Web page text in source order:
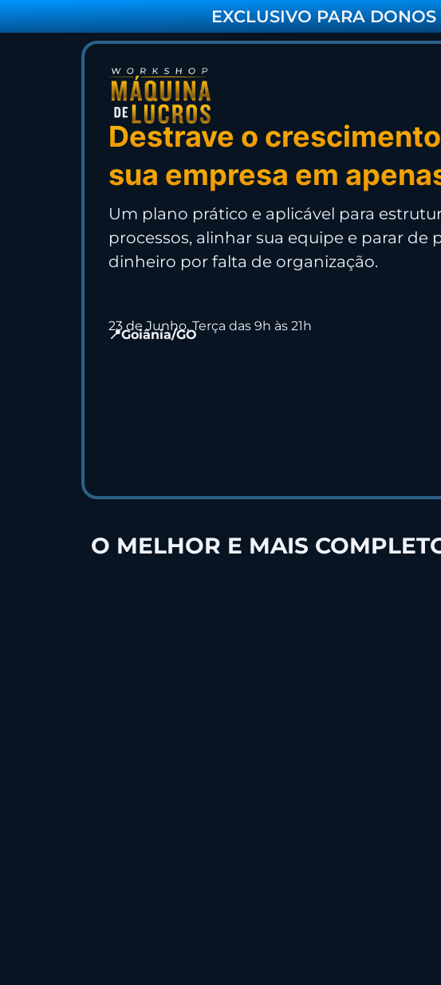
EXCLUSIVO PARA
Destrave o
sua empresa em
Um plano prático e aplicável para
processos, alinhar sua equipe e parar de
dinheiro por falta de organização.
23 de Junho, Terça das 9h às 21h
📍Goiânia/GO
O MELHOR E MAIS